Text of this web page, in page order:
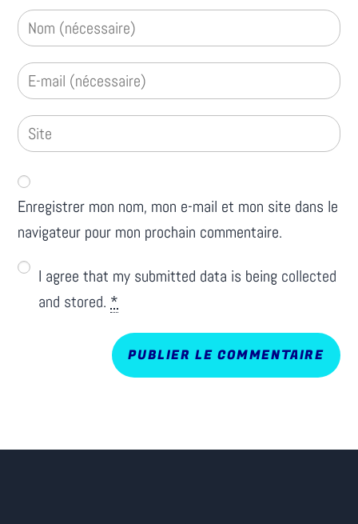
Enregistrer mon nom, mon e-mail et mon site dans le
navigateur pour mon prochain commentaire.
I agree that my submitted data is being collected
and stored. *